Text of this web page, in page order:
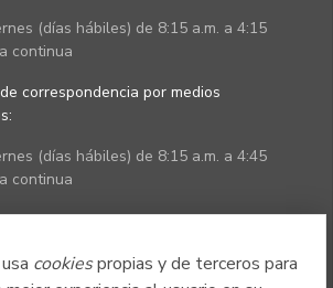
cookiespropias y de terceros para
(días hábiles) de 8:15 a.m. a 4:15
continua
correspondencia por medios
(días hábiles) de 8:15 a.m. a 4:45
continua